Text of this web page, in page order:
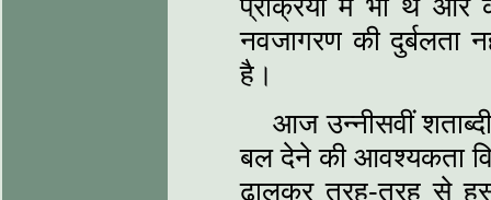
प्रक्रिया में भी थे और
नवजागरण की दुर्बलता
है।
आज उन्‍नीसवीं
बल देने की आवश्‍यकता
ढालकर तरह-तरह से